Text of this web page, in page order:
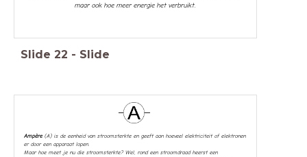
maar ook hoe meer energie het verbruikt.
Slide 22 - Slide
Ampère(A) is de eenheid van stroomsterkte en geeft aan hoeveel elektriciteit of elektronen
er door een apparaat lopen.
Maar hoe meet je nu die stroomsterkte? Wel, rond een stroomdraad heerst een